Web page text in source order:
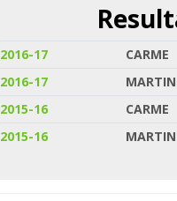
2016-17 CARME
2016-17
2015-16
CARME
2015-16